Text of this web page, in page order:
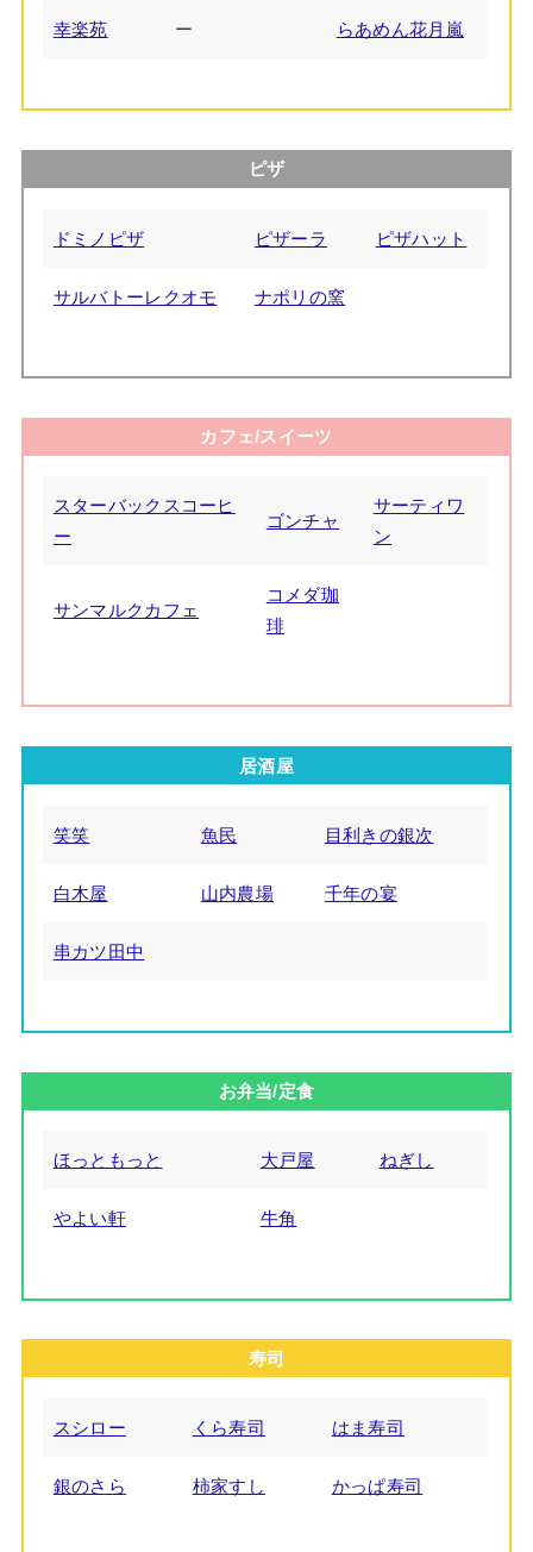
幸楽苑 ー らあめん花月嵐
ピザ
ドミノピザ ピザーラ ピザハット
サルバトーレクオモ ナポリの窯
カフェ/スイーツ
スターバックスコーヒ
ー
ゴンチャ
サーティワ
ン
サンマルクカフェ
コメダ珈
琲
居酒屋
笑笑 魚民 目利きの銀次
白木屋 山内農場 千年の宴
串カツ田中
お弁当/定食
ほっともっと 大戸屋 ねぎし
やよい軒 牛角
寿司
スシロー くら寿司 はま寿司
銀のさら 柿家すし かっぱ寿司